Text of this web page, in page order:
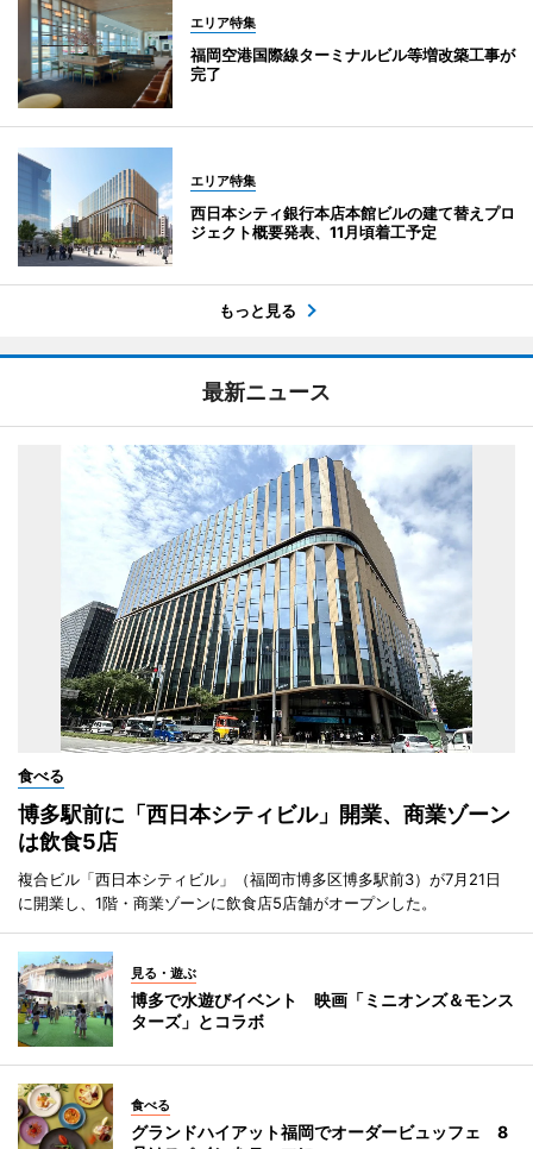
エリア特集
福岡空港国際線ターミナルビル等増改築工事が
完了
エリア特集
西日本シティ銀行本店本館ビルの建て替えプロ
ジェクト概要発表、11月頃着工予定
もっと見る
最新ニュース
食べる
博多駅前に「西日本シティビル」開業、商業ゾーン
は飲食5店
複合ビル「西日本シティビル」（福岡市博多区博多駅前3）が7月21日
に開業し、1階・商業ゾーンに飲食店5店舗がオープンした。
見る・遊ぶ
博多で水遊びイベント 映画「ミニオンズ＆モンス
ターズ」とコラボ
食べる
グランドハイアット福岡でオーダービュッフェ 8